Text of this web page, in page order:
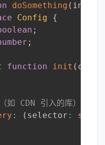
doSomething ( input
Config
{
;
;
function init (
CDN 引入的库）
: ( selector :